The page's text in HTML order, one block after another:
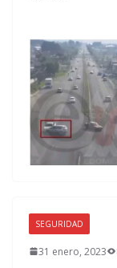
SEGURIDAD
31 enero, 2023